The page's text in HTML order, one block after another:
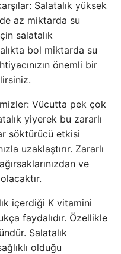
Salatalık yüksek
az miktarda su
salatalık
bol miktarda su
önemli bir
Vücutta pek çok
yiyerek bu zararlı
söktürücü etkisi
uzaklaştırır. Zararlı
ve
içerdiği K vitamini
faydalıdır. Özellikle
Salatalık
olduğu